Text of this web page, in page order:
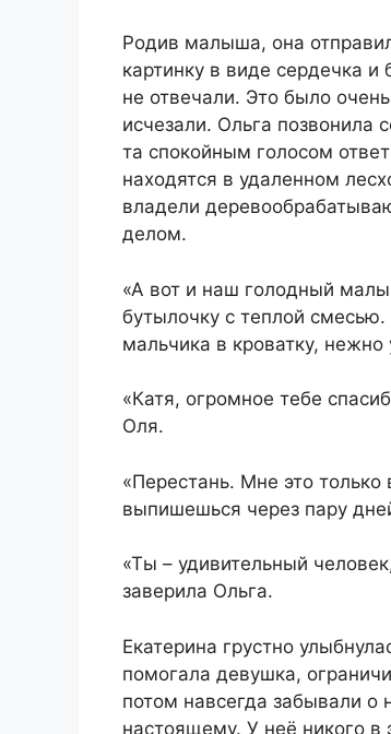
Родив малыша, она
картинку в виде сердечка
не отвечали. Это было
исчезали. Ольга позвонила
та спокойным голосом
находятся в удаленном
владели
делом.
«А вот и наш голодный
бутылочку с теплой
мальчика в кроватку, нежно
«Катя, огромное тебе
Оля.
«Перестань. Мне это
выпишешься через пару
«Ты – удивительный
заверила Ольга.
Екатерина грустно
помогала девушка,
потом навсегда забывали о
настоящему. У неё никого